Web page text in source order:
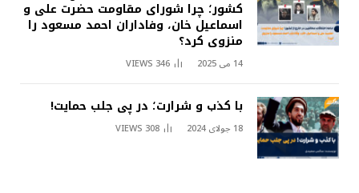
کشور؛ چرا شورای مقاومت حضرت علی و
اسماعیل خان، وفاداران احمد مسعود را
منزوی کرد؟
14 می 2025 346
VIEWS
با کذب و شرارت؛ در پی جلب حمایت!
18 جولای 2024 308
VIEWS